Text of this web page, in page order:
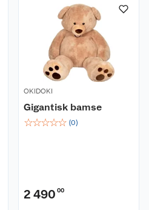
OKIDOKI
Gigantisk bamse
☆☆☆☆☆ (0)
2 490 00